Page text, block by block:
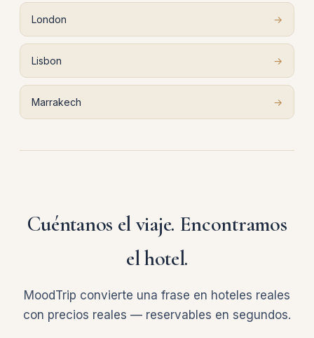
London →
Lisbon →
Marrakech →
Cuéntanos el viaje. Encontramos
el hotel.
MoodTrip convierte una frase en hoteles reales
con precios reales — reservables en segundos.